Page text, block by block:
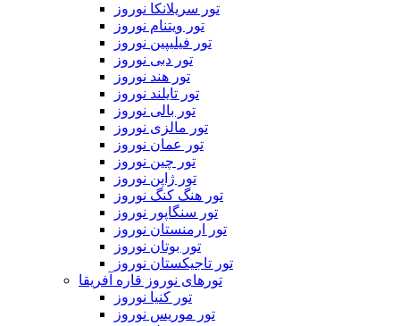
تور سریلانکا نوروز
تور ویتنام نوروز
تور فیلیپین نوروز
تور دبی نوروز
تور هند نوروز
تور تایلند نوروز
تور بالی نوروز
تور مالزی نوروز
تور عمان نوروز
تور چین نوروز
تور ژاپن نوروز
تور هنگ کنگ نوروز
تور سنگاپور نوروز
تور ارمنستان نوروز
تور بوتان نوروز
تور تاجیکستان نوروز
تورهای نوروز قاره آفریقا
تور کنیا نوروز
تور موریس نوروز